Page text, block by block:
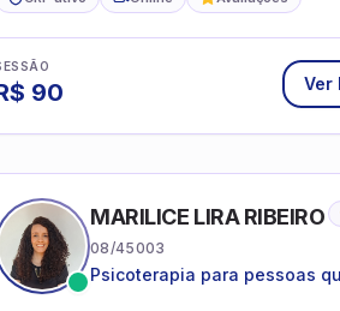
90 Ver
MARILICE LIRA RIBEIRO
08/45003
Psicoterapia para pessoas